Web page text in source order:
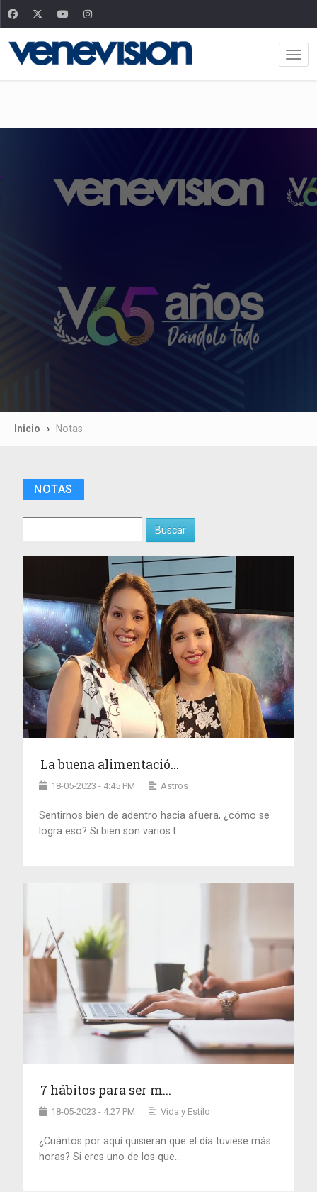
Inicio Notas
NOTAS
Buscar
La buena alimentació...
18-05-2023 - 4:45 PM Astros
Sentirnos bien de adentro hacia afuera, ¿cómo se
logra eso? Si bien son varios l...
7 hábitos para ser m...
18-05-2023 - 4:27 PM Vida y Estilo
¿Cuántos por aquí quisieran que el día tuviese más
horas? Si eres uno de los que...